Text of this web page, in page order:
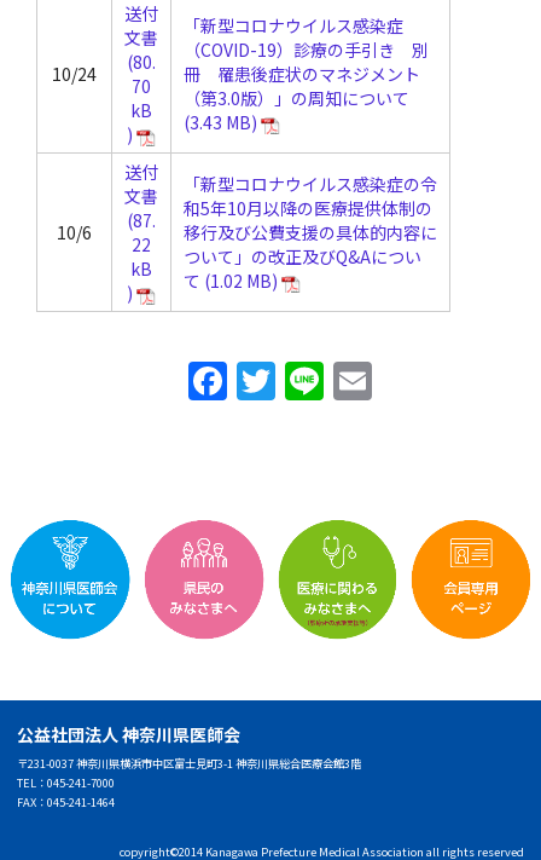
10/24
送付
文書
「新型コロナウイルス感染症
（COVID-19）診療の手引き 別
冊 罹患後症状のマネジメント
（第3.0版）」の周知について
10/6
送付
文書
「新型コロナウイルス感染症の令
和5年10月以降の医療提供体制の
移行及び公費支援の具体的内容に
ついて」の改正及びQ&Aについ
て
F
b
o
o
T Li
公益社団法人 神奈川県医師会
〒231-0037 神奈川県横浜市中区富士見町3-1 神奈川県総合医療会館3階
TEL：045-241-7000
FAX：045-241-1464
copyright©2014 Kanagawa Prefecture Medical Association all rights reserved